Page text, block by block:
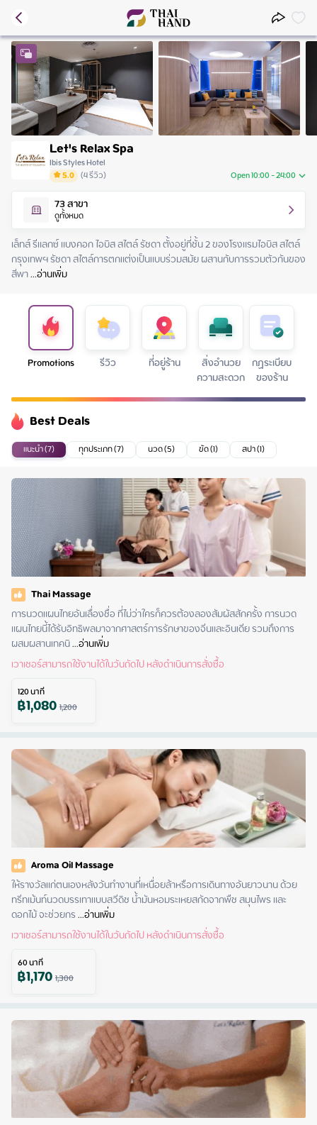
Let's Relax Spa
Ibis Styles Hotel
5.0 (4รีวิว) Open 10:00 - 24:00
Thursday 10:00 - 24:00
Friday 10:00 - 24:00
Saturday 10:00 - 24:00
Sunday 10:00 - 24:00
Monday 10:00 - 24:00
Tuesday
73สาขา
ดูทั้งหมด
เล็ทส์ รีแลกซ์ แบงคอก ไอบิส สไตล์ รัชดา ตั้งอยู่ที่ชั้น 2 ของโรงแรมไอบิส สไตล์
กรุงเทพฯ รัชดา สไตล์การตกแต่งเป็นแบบร่วมสมัย ผสานกับการรวมตัวกันของ
สีพา ...อ่านเพิ่ม
Promotions รีวิว ที่อยู่ร้าน สิ่งอำนวย
ความสะดวก
กฏระเบียบ
ของร้าน
Best Deals
แนะนำ (7) ทุกประเภท (7) นวด (5) ขัด (1) สปา (1)
Thai Massage
การนวดแผนไทยอันเลื่องชื่อ ที่ไม่ว่าใครก็ควรต้องลองสัมผัสสักครั้ง การนวด
แผนไทยนี้ได้รับอิทธิพลมาจากศาสตร์การรักษาของจีนและอินเดีย รวมถึงการ
ผสมผสานเทคนิ ...อ่านเพิ่ม
เวาเชอร์สามารถใช้งานได้ในวันถัดไป หลังดำเนินการสั่งซื้อ
120นาที
฿1,0801,200
Aroma Oil Massage
ให้รางวัลแก่ตนเองหลังวันทำงานที่เหนื่อยล้าหรือการเดินทางอันยาวนาน ด้วย
ทรีทเม้นท์นวดบรรเทาแบบสวีดิช น้ำมันหอมระเหยสกัดจากพืช สมุนไพร และ
ดอกไม้ จะช่วยกร ...อ่านเพิ่ม
เวาเชอร์สามารถใช้งานได้ในวันถัดไป หลังดำเนินการสั่งซื้อ
60นาที
฿1,1701,300